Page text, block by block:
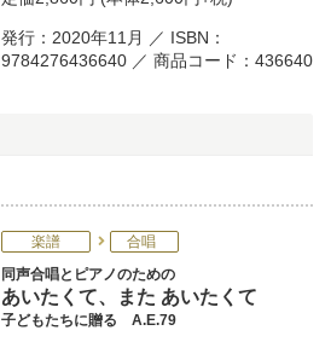
発行：2020年11月 ／ ISBN：
9784276436640 ／ 商品コード：436640
楽譜
合唱
同声合唱とピアノのための
あいたくて、また あいたくて
子どもたちに贈る A.E.79